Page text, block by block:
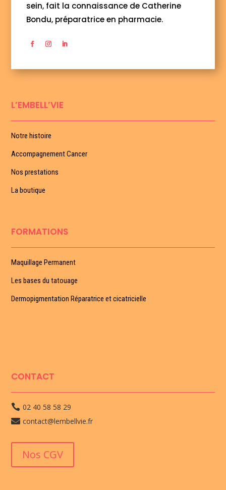
sein, fait la connaissance de Catherine
Bondu, préparatrice en pharmacie.
L’EMBELL’VIE
Notre histoire
Accompagnement Cancer
Nos prestations
La boutique
FORMATIONS
Maquillage Permanent
Les bases du tatouage
Dermopigmentation Réparatrice et cicatricielle
CONTACT
 02 40 58 58 29
 contact@lembellvie.fr
Nos CGV